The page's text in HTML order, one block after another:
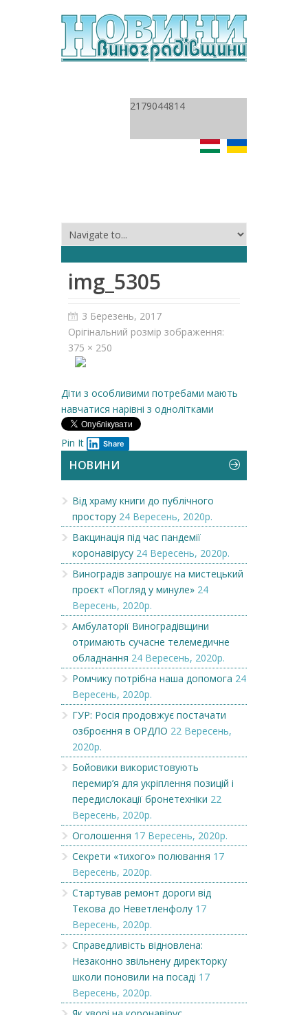
2179044814
img_5305
3 Березень, 2017
Орігінальний розмір зображення:
375 × 250
Діти з особливими потребами мають
навчатися нарівні з однолітками
Pin It Share
НОВИНИ
Від храму книги до публічного
простору 24 Вересень, 2020р.
Вакцинація під час пандемії
коронавірусу 24 Вересень, 2020р.
Виноградів запрошує на мистецький
проєкт «Погляд у минуле» 24
Вересень, 2020р.
Амбулаторії Виноградівщини
отримають сучасне телемедичне
обладнання 24 Вересень, 2020р.
Ромчику потрібна наша допомога 24
Вересень, 2020р.
ГУР: Росія продовжує постачати
озброєння в ОРДЛО 22 Вересень,
2020р.
Бойовики використовують
перемир’я для укріплення позицій і
передислокації бронетехніки 22
Вересень, 2020р.
Оголошення 17 Вересень, 2020р.
Секрети «тихого» полювання 17
Вересень, 2020р.
Стартував ремонт дороги від
Текова до Неветленфолу 17
Вересень, 2020р.
Справедливість відновлена:
Незаконно звільнену директорку
школи поновили на посаді 17
Вересень, 2020р.